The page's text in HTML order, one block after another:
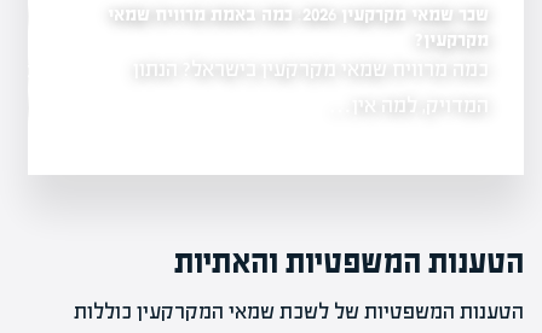
מקרקעין לשנת
למועד
שכר שמאי מקרקעין 2026: כמה באמת מרוויח שמאי
מקרקעין?
כמה מרוויח שמאי מקרקעין בישראל? הנתון
המדויק, למה אין…
כמה שמאי מקרקעין יש
הטענות המשפטיות והאתיות
הטענות המשפטיות של לשכת שמאי המקרקעין כוללות